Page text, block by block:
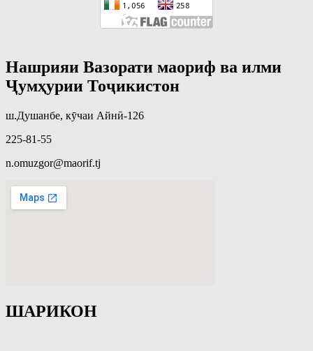
Нашрияи Вазорати маориф ва илми
Ҷумҳурии Тоҷикистон
ш.Душанбе, кӯчаи Айнӣ-126
225-81-55
n.omuzgor@maorif.tj
ШАРИКОН